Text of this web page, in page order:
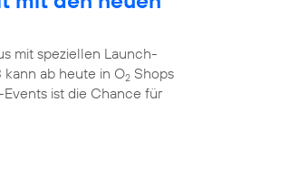
mit speziellen Launch-
ab heute in O2 Shops
ist die Chance für